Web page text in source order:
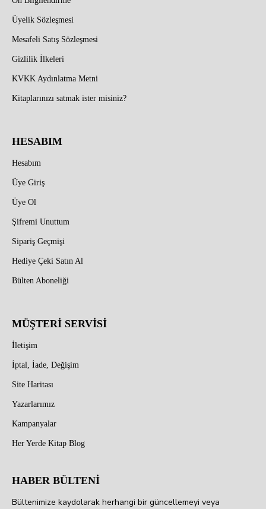
Üyelik Sözleşmesi
Mesafeli Satış Sözleşmesi
Gizlilik İlkeleri
KVKK Aydınlatma Metni
Kitaplarınızı satmak ister misiniz?
HESABIM
Hesabım
Üye Giriş
Üye Ol
Şifremi Unuttum
Sipariş Geçmişi
Hediye Çeki Satın Al
Bülten Aboneliği
MÜŞTERİ SERVİSİ
İletişim
İptal, İade, Değişim
Site Haritası
Yazarlarımız
Kampanyalar
Her Yerde Kitap Blog
HABER BÜLTENİ
Bültenimize kaydolarak herhangi bir güncellemeyi veya